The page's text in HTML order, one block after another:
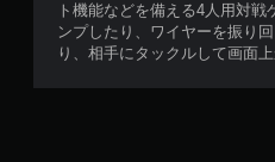
ト機能などを備える4人用対
ンプしたり、ワイヤーを振り
り、相手にタックルして画面